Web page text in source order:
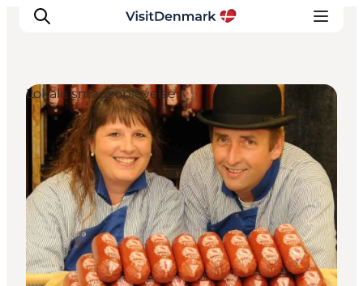
Inspiration
Destinationer
Oplevelser
Overnatning
Planlæg ferien
Lokale smagsoplevelser